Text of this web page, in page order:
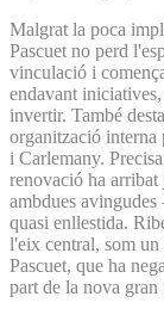
Malgrat la poca
Pascuet no perd
vinculació i
endavant
invertir. També
organització interna
i Carlemany.
renovació ha arribat
ambdues
quasi enllestida.
l'eix central, som un
Pascuet, que ha
part de la nova gran